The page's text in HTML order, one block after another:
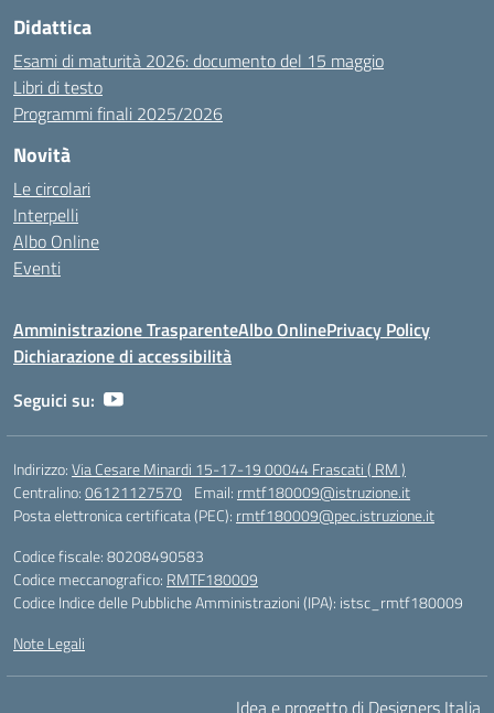
Didattica
Esami di maturità 2026: documento del 15 maggio
Libri di testo
Programmi finali 2025/2026
Novità
Le circolari
Interpelli
Albo Online
Eventi
Amministrazione TrasparenteAlbo OnlinePrivacy Policy
Dichiarazione di accessibilità
Seguici su:
Indirizzo:Via Cesare Minardi 15-17-19 00044 Frascati ( RM )
Centralino:06121127570 Email: rmtf180009@istruzione.it
Posta elettronica certificata (PEC): rmtf180009@pec.istruzione.it
Codice fiscale: 80208490583
Codice meccanografico: RMTF180009
Codice Indice delle Pubbliche Amministrazioni (IPA): istsc_rmtf180009
Note Legali
Idea e progetto di Designers Italia